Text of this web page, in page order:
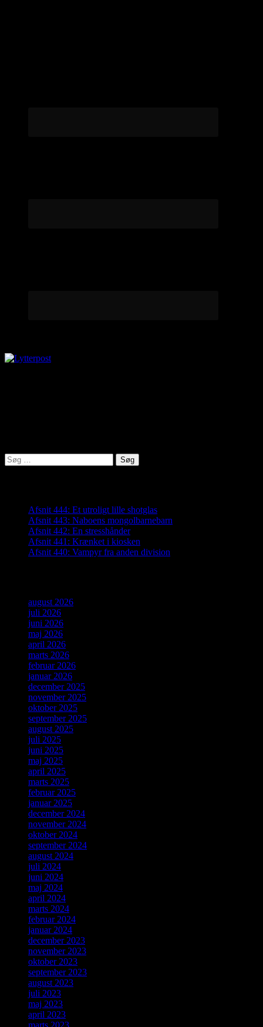
Søg
efter:
Afsnit 444: Et utroligt lille shotglas
Afsnit 443: Naboens mongolbarnebarn
Afsnit 442: En stresshånder
Afsnit 441: Krænket i kiosken
Afsnit 440: Vampyr fra anden division
august 2026
juli 2026
juni 2026
maj 2026
april 2026
marts 2026
februar 2026
januar 2026
december 2025
november 2025
oktober 2025
september 2025
august 2025
juli 2025
juni 2025
maj 2025
april 2025
marts 2025
februar 2025
januar 2025
december 2024
november 2024
oktober 2024
september 2024
august 2024
juli 2024
juni 2024
maj 2024
april 2024
marts 2024
februar 2024
januar 2024
december 2023
november 2023
oktober 2023
september 2023
august 2023
juli 2023
maj 2023
april 2023